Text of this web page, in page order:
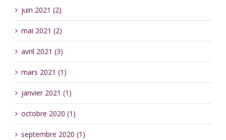
juin 2021 (2)
mai 2021 (2)
avril 2021 (3)
mars 2021 (1)
janvier 2021 (1)
octobre 2020 (1)
septembre 2020 (1)